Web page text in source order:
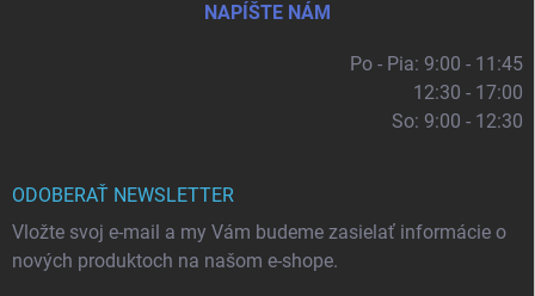
NAPÍŠTE NÁM
Po - Pia: 9:00 - 11:45
12:30 - 17:00
So: 9:00 - 12:30
ODOBERAŤ NEWSLETTER
Vložte svoj e-mail a my Vám budeme zasielať informácie o
nových produktoch na našom e-shope.